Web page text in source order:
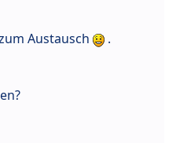
Austausch
.